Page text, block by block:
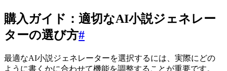
購入ガイド：適切なAI小説ジェネレー
ターの選び方#
最適なAI小説ジェネレーターを選択するには、実際にどの
ように書くかに合わせて機能を調整することが重要です。